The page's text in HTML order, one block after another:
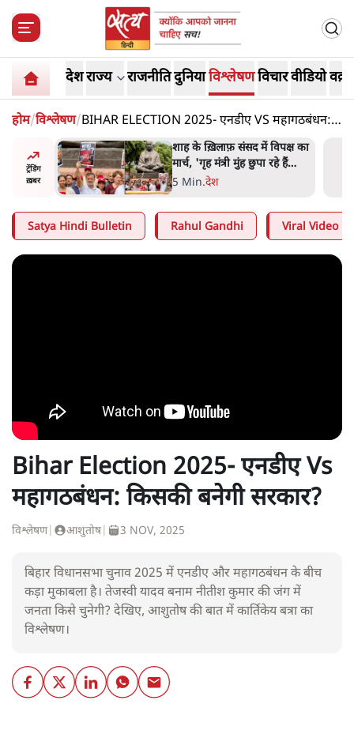
देशराज्य राजनीतिदुनियाविश्लेषणविचारवीडियो
होम/विश्लेषण/BIHAR ELECTION 2025- एनडीए VS महागठबंधन:
किसकी बनेगी सरकार?
ट्रेंडिंग
ख़बर
पर
शाह के ख़िलाफ़ संसद में विपक्ष का
मार्च, 'गृह मंत्री मुंह छुपा रहे हैं
क्योंकि वो छात्रों के गुनहगार हैं'
5 Min.देश
Satya Hindi Bulletin Rahul Gandhi Viral Video
Bihar Election 2025- एनडीए Vs
महागठबंधन: किसकी बनेगी सरकार?
विश्लेषण| आशुतोष| 3 NOV, 2025
बिहार विधानसभा चुनाव 2025 में एनडीए और महागठबंधन के बीच
कड़ा मुकाबला है। तेजस्वी यादव बनाम नीतीश कुमार की जंग में
जनता किसे चुनेगी? देखिए, आशुतोष की बात में कार्तिकेय बत्रा का
विश्लेषण।